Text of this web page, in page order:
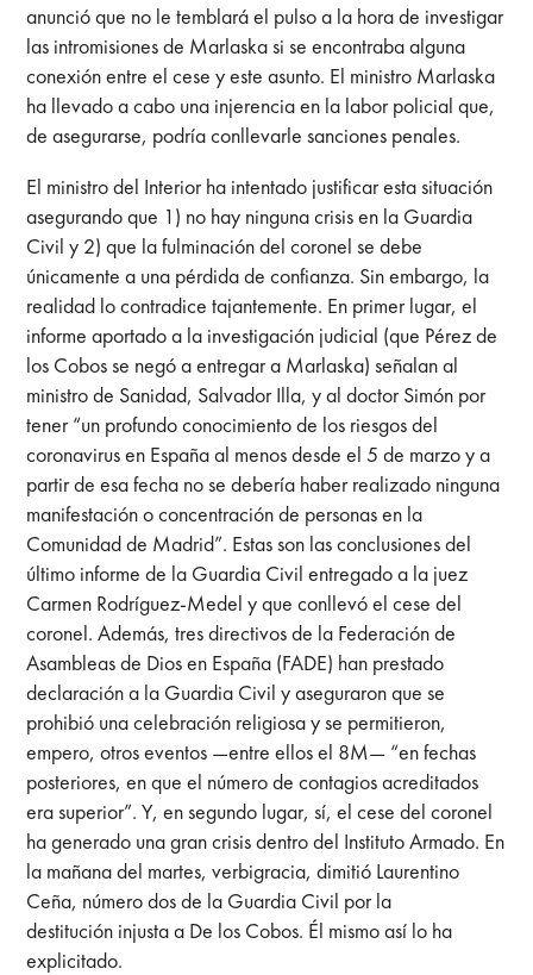
anunció que no le temblará el pulso a la hora de investigar
las intromisiones de Marlaska si se encontraba alguna
conexión entre el cese y este asunto. El ministro Marlaska
ha llevado a cabo una injerencia en la labor policial que,
de asegurarse, podría conllevarle sanciones penales.
El ministro del Interior ha intentado justificar esta situación
asegurando que 1) no hay ninguna crisis en la Guardia
Civil y 2) que la fulminación del coronel se debe
únicamente a una pérdida de confianza. Sin embargo, la
realidad lo contradice tajantemente. En primer lugar, el
informe aportado a la investigación judicial (que Pérez de
los Cobos se negó a entregar a Marlaska) señalan al
ministro de Sanidad, Salvador Illa, y al doctor Simón por
tener “un profundo conocimiento de los riesgos del
coronavirus en España al menos desde el 5 de marzo y a
partir de esa fecha no se debería haber realizado ninguna
manifestación o concentración de personas en la
Comunidad de Madrid”. Estas son las conclusiones del
último informe de la Guardia Civil entregado a la juez
Carmen Rodríguez-Medel y que conllevó el cese del
coronel. Además, tres directivos de la Federación de
Asambleas de Dios en España (FADE) han prestado
declaración a la Guardia Civil y aseguraron que se
prohibió una celebración religiosa y se permitieron,
empero, otros eventos —entre ellos el 8M— “en fechas
posteriores, en que el número de contagios acreditados
era superior”. Y, en segundo lugar, sí, el cese del coronel
ha generado una gran crisis dentro del Instituto Armado. En
la mañana del martes, verbigracia, dimitió Laurentino
Ceña, número dos de la Guardia Civil por la
destitución injusta a De los Cobos. Él mismo así lo ha
explicitado.